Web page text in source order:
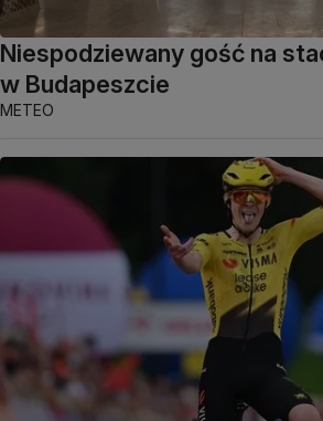
Niespodziewany gość na
w Budapeszcie
METEO